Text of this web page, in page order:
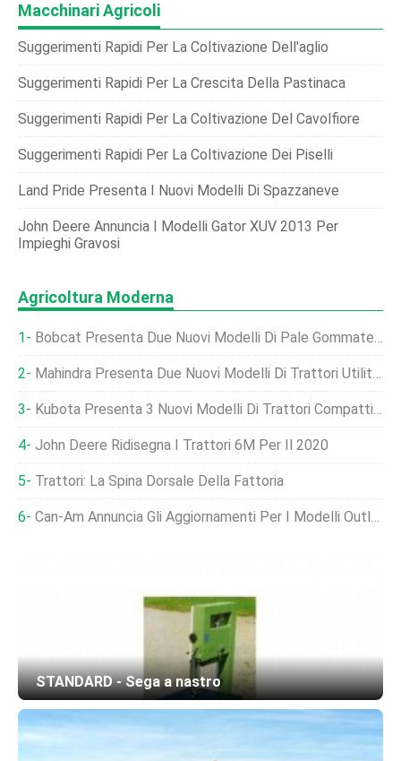
Macchinari Agricoli
Suggerimenti Rapidi Per La Coltivazione Dell'aglio
Suggerimenti Rapidi Per La Crescita Della Pastinaca
Suggerimenti Rapidi Per La Coltivazione Del Cavolfiore
Suggerimenti Rapidi Per La Coltivazione Dei Piselli
Land Pride Presenta I Nuovi Modelli Di Spazzaneve
John Deere Annuncia I Modelli Gator XUV 2013 Per
Impieghi Gravosi
Agricoltura Moderna
Bobcat Presenta Due Nuovi Modelli Di Pale Gommate Compatte
Mahindra Presenta Due Nuovi Modelli Di Trattori Utilitari
Kubota Presenta 3 Nuovi Modelli Di Trattori Compatti L60LE
John Deere Ridisegna I Trattori 6M Per Il 2020
Trattori: La Spina Dorsale Della Fattoria
Can-Am Annuncia Gli Aggiornamenti Per I Modelli Outlander E Defender 2019
STANDARD - Sega a nastro